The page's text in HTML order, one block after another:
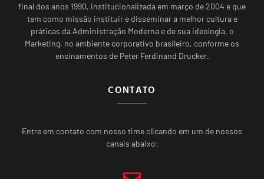
final dos anos 1990, institucionalizada em março de 2004 e que
tem como missão instituir e disseminar a melhor cultura e
práticas da Administração Moderna e de sua ideologia, o
Marketing, no ambiente corporativo brasileiro, conforme os
ensinamentos de Peter Ferdinand Drucker.
CONTATO
Entre em contato com nosso time clicando em um de nossos
canais abaixo: